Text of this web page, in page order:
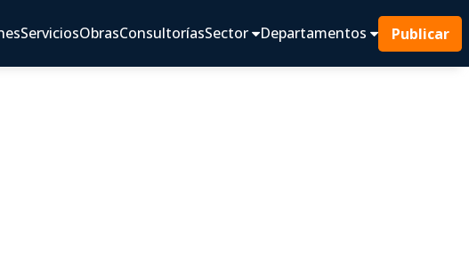
ServiciosObrasConsultoríasSector Departamentos Publicar